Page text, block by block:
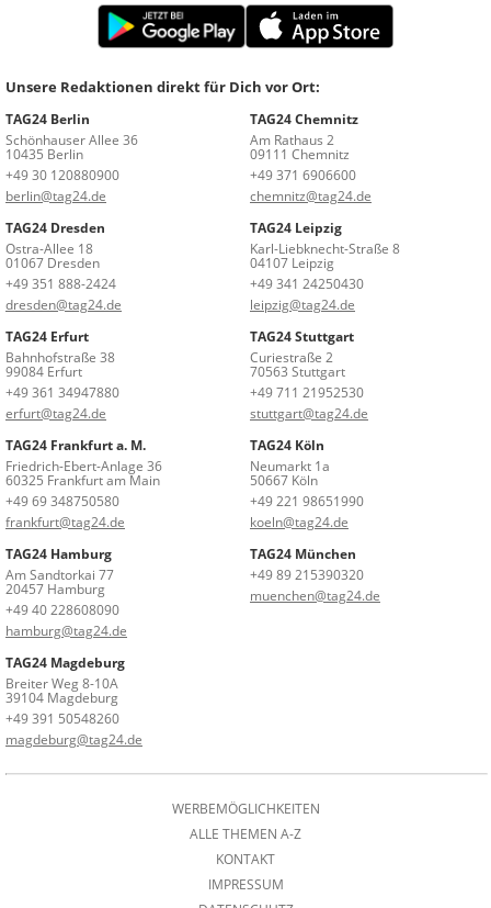
Unsere Redaktionen direkt für Dich vor Ort:
TAG24 Berlin
Schönhauser Allee 36
10435 Berlin
+49 30 120880900
berlin@tag24.de
TAG24 Chemnitz
Am Rathaus 2
09111 Chemnitz
+49 371 6906600
chemnitz@tag24.de
TAG24 Dresden
Ostra-Allee 18
01067 Dresden
+49 351 888-2424
dresden@tag24.de
TAG24 Leipzig
Karl-Liebknecht-Straße 8
04107 Leipzig
+49 341 24250430
leipzig@tag24.de
TAG24 Erfurt
Bahnhofstraße 38
99084 Erfurt
+49 361 34947880
erfurt@tag24.de
TAG24 Stuttgart
Curiestraße 2
70563 Stuttgart
+49 711 21952530
stuttgart@tag24.de
TAG24 Frankfurt a. M.
Friedrich-Ebert-Anlage 36
60325 Frankfurt am Main
+49 69 348750580
frankfurt@tag24.de
TAG24 Köln
Neumarkt 1a
50667 Köln
+49 221 98651990
koeln@tag24.de
TAG24 Hamburg
Am Sandtorkai 77
20457 Hamburg
+49 40 228608090
hamburg@tag24.de
TAG24 München
+49 89 215390320
muenchen@tag24.de
TAG24 Magdeburg
Breiter Weg 8-10A
39104 Magdeburg
+49 391 50548260
magdeburg@tag24.de
WERBEMÖGLICHKEITEN
ALLE THEMEN A-Z
KONTAKT
IMPRESSUM